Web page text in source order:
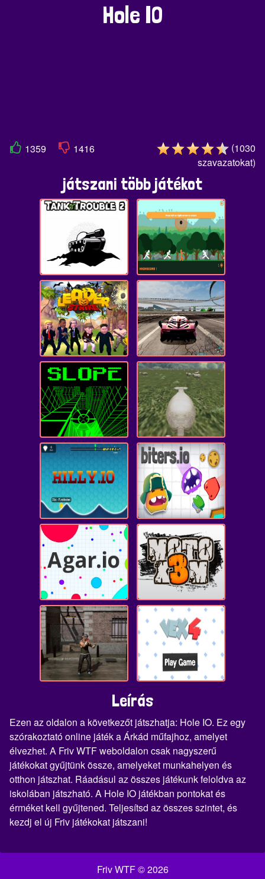
Hole IO
1359 1416 (1030
szavazatokat)
játszani több játékot
Leírás
Ezen az oldalon a következőt játszhatja: Hole IO. Ez egy
szórakoztató online játék a Árkád műfajhoz, amelyet
élvezhet. A Friv WTF weboldalon csak nagyszerű
játékokat gyűjtünk össze, amelyeket munkahelyen és
otthon játszhat. Ráadásul az összes játékunk feloldva az
iskolában játszható. A Hole IO játékban pontokat és
érméket kell gyűjtened. Teljesítsd az összes szintet, és
kezdj el új Friv játékokat játszani!
Friv WTF © 2026